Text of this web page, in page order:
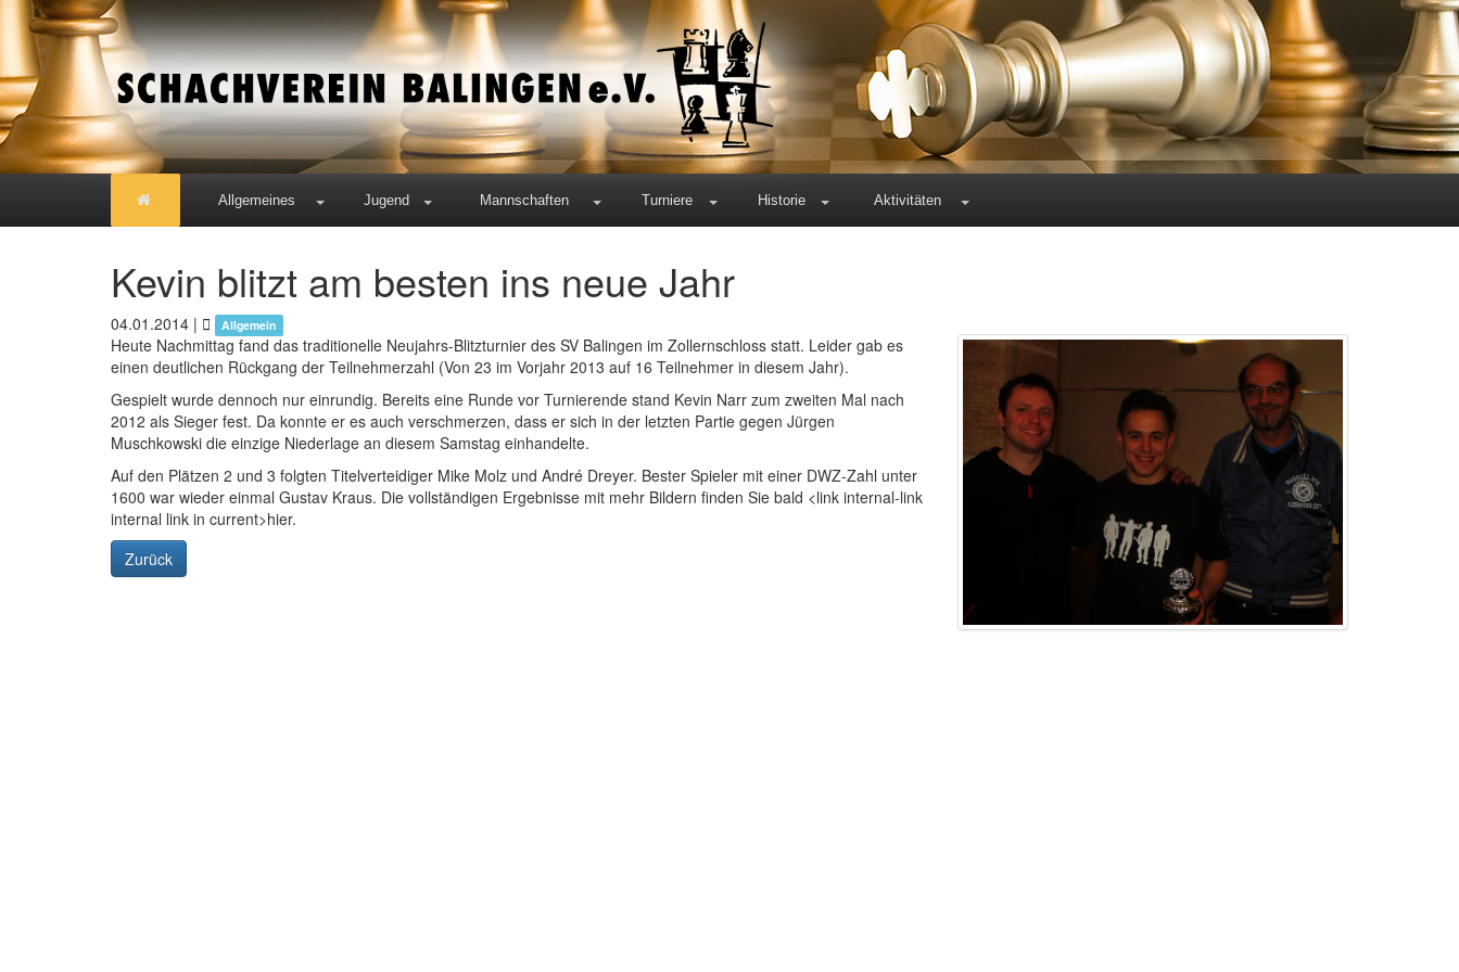
Allgemeines Jugend Mannschaften Turniere Historie Aktivitäten
Kevin blitzt am besten ins neue Jahr
04.01.2014 | Allgemein
Heute Nachmittag fand das traditionelle Neujahrs-Blitzturnier des SV Balingen im Zollernschloss statt. Leider gab es
einen deutlichen Rückgang der Teilnehmerzahl (Von 23 im Vorjahr 2013 auf 16 Teilnehmer in diesem Jahr).
Gespielt wurde dennoch nur einrundig. Bereits eine Runde vor Turnierende stand Kevin Narr zum zweiten Mal nach
2012 als Sieger fest. Da konnte er es auch verschmerzen, dass er sich in der letzten Partie gegen Jürgen
Muschkowski die einzige Niederlage an diesem Samstag einhandelte.
Auf den Plätzen 2 und 3 folgten Titelverteidiger Mike Molz und André Dreyer. Bester Spieler mit einer DWZ-Zahl unter
1600 war wieder einmal Gustav Kraus. Die vollständigen Ergebnisse mit mehr Bildern finden Sie bald <link internal-link
internal link in current>hier.
Zurück